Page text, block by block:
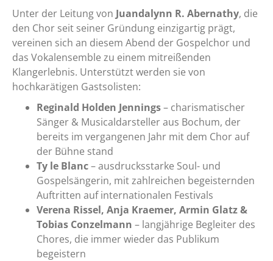
Unter der Leitung von Juandalynn R. Abernathy, die
den Chor seit seiner Gründung einzigartig prägt,
vereinen sich an diesem Abend der Gospelchor und
das Vokalensemble zu einem mitreißenden
Klangerlebnis. Unterstützt werden sie von
hochkarätigen Gastsolisten:
Reginald Holden Jennings– charismatischer
Sänger & Musicaldarsteller aus Bochum, der
bereits im vergangenen Jahr mit dem Chor auf
der Bühne stand
Ty le Blanc– ausdrucksstarke Soul- und
Gospelsängerin, mit zahlreichen begeisternden
Auftritten auf internationalen Festivals
Verena Rissel, Anja Kraemer, Armin Glatz &
Tobias Conzelmann – langjährige Begleiter des
Chores, die immer wieder das Publikum
begeistern